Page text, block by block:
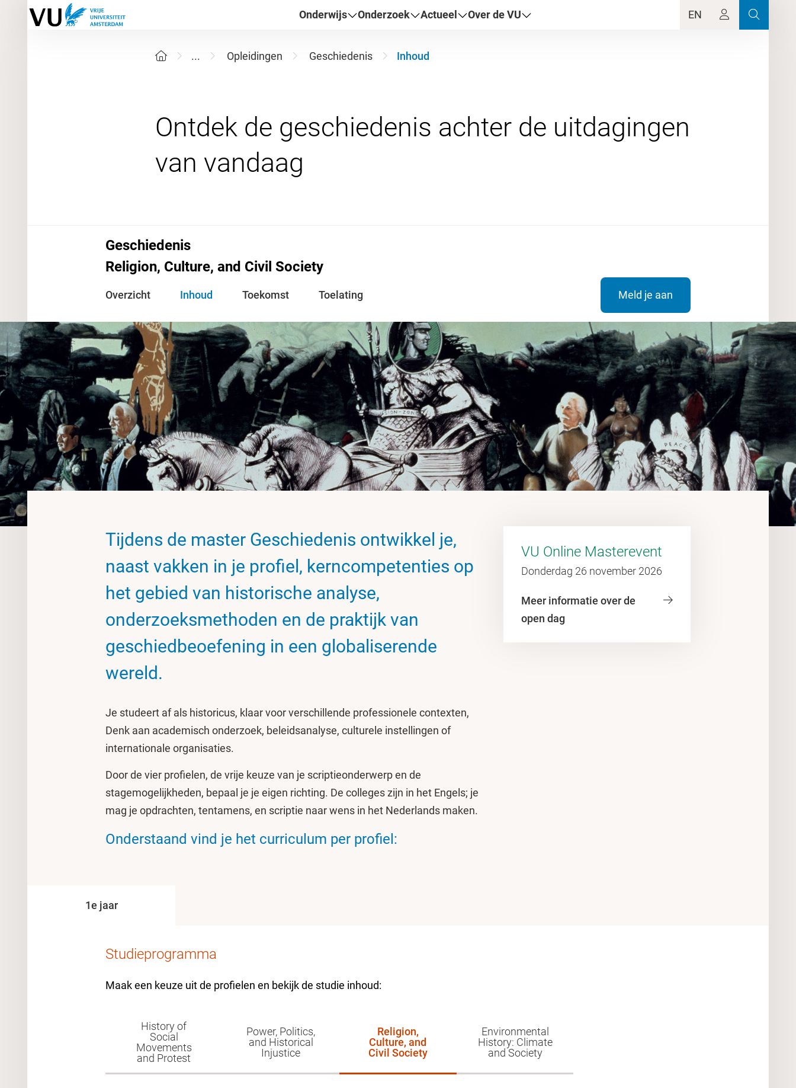
Onderwijs Onderzoek Actueel Over de VU EN
... Opleidingen Geschiedenis Inhoud
Ontdek de geschiedenis achter de uitdagingen
Geschiedenis
Religion, Culture, and Civil Society
Overzicht Inhoud Toekomst Toelating Meld je aan
Tijdens de master Geschiedenis ontwikkel je,
naast vakken in je profiel, kerncompetenties op
het gebied van historische analyse,
onderzoeksmethoden en de praktijk van
geschiedbeoefening in een globaliserende
wereld.
Je studeert af als historicus, klaar voor verschillende professionele contexten,
Denk aan academisch onderzoek, beleidsanalyse, culturele instellingen of
internationale organisaties.
Door de vier profielen, de vrije keuze van je scriptieonderwerp en de
stagemogelijkheden, bepaal je je eigen richting. De colleges zijn in het Engels; je
mag je opdrachten, tentamens, en scriptie naar wens in het Nederlands maken.
Onderstaand vind je het curriculum per profiel:
VU Online Masterevent
Donderdag 26 november 2026
Meer informatie over de
open dag
1e jaar
Studieprogramma
Maak een keuze uit de profielen en bekijk de studie inhoud:
History of
Social
Movements
and Protest
Power, Politics,
and Historical
Injustice
Religion,
Culture, and
Civil Society
Environmental
History: Climate
and Society